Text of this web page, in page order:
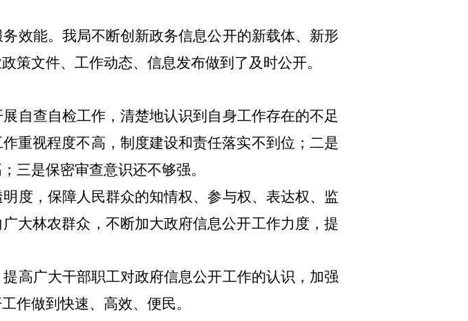
效能。 我局不断创新政务信息公开的新载体、新形
策文件、工作动态、信息发布做到了及时公开。
自查自检工作，清楚地认识到自身工作存在的不足
重视程度不高，制度建设和责任落实不到位；二是
三是保密审查意识还不够强。
度，保障人民群众的知情权、参与权、表达权、监
大林农群众，不断加大政府信息公开工作力度，提
高广大干部职工对政府信息公开工作的认识，加强
作做到快速、高效、便民。